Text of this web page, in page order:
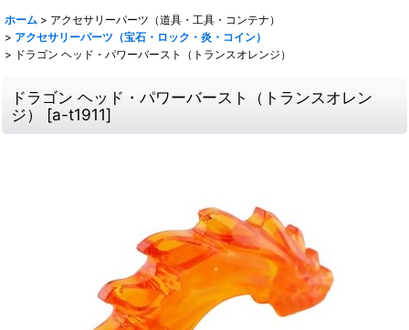
ホーム > アクセサリーパーツ（道具・工具・コンテナ）
> アクセサリーパーツ（宝石・ロック・炎・コイン）
> ドラゴン ヘッド・パワーバースト（トランスオレンジ）
ドラゴン ヘッド・パワーバースト（トランスオレン
ジ）
[a-t1911]